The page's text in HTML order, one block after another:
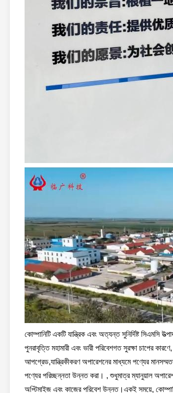
কোম্পানিটি একটি যান্ত্রিক এবং অত্যন্ত সুনির্দিষ্ট সিএমসি
পুনরাবৃত্তি মহামারী এবং ভারী পরিবেশগত সুরক্ষা চাপের
আপগ্রেড,যান্ত্রিকীকরণ অপারেশনের মাধ্যমে পণ্যের
পণ্যের পরিচ্ছন্নতা উন্নত করা। , শুধুমাত্র ম্যানুয়াল
অপ্টিমাইজ এবং কাজের পরিবেশ উন্নত।একই সময়ে,